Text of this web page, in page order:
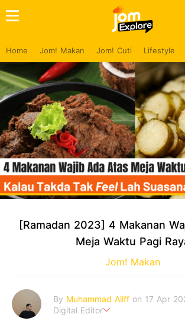
Home Jom! Makan Jom! Cuti Lifestyle
[Ramadan 2023] 4 Makanan
Meja Waktu Pagi
Jom! Makan
By Muhammad Aliff on 17 Apr
Digital Editor